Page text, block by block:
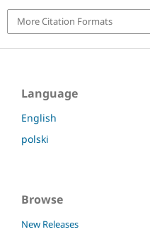
More Citation Formats
Language
English
polski
Browse
New Releases